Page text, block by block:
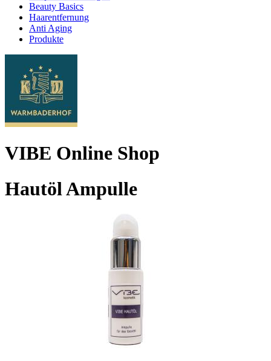
Beauty Basics
Haarentfernung
Anti Aging
Produkte
VIBE Online Shop
Hautöl Ampulle